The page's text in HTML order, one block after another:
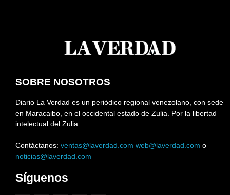
SOBRE NOSOTROS
Diario La Verdad es un periódico regional venezolano, con sede
en Maracaibo, en el occidental estado de Zulia. Por la libertad
intelectual del Zulia
Contáctanos: ventas@laverdad.com web@laverdad.com o
noticias@laverdad.com
Síguenos